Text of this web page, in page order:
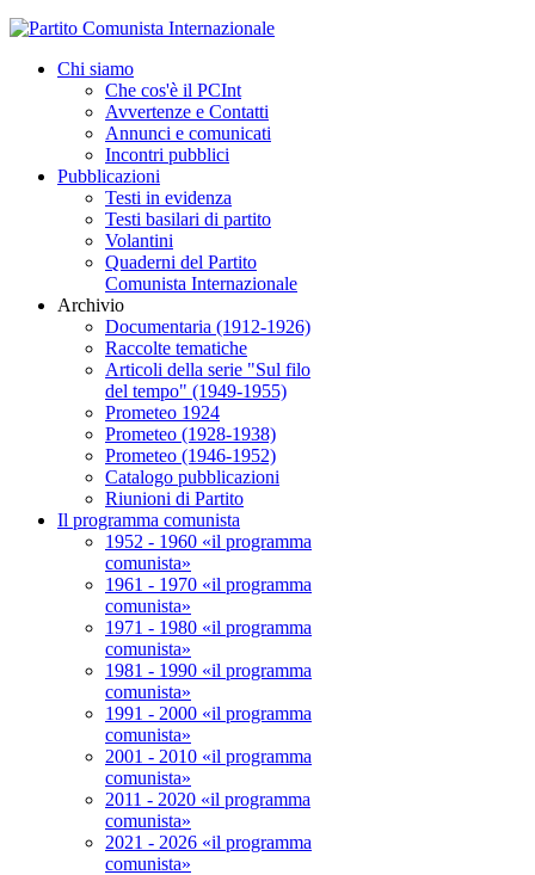
Chi siamo
Che cos'è il PCInt
Avvertenze e Contatti
Annunci e comunicati
Incontri pubblici
Pubblicazioni
Testi in evidenza
Testi basilari di partito
Volantini
Quaderni del Partito
Comunista Internazionale
Archivio
Documentaria (1912-1926)
Raccolte tematiche
Articoli della serie "Sul filo
del tempo" (1949-1955)
Prometeo 1924
Prometeo (1928-1938)
Prometeo (1946-1952)
Catalogo pubblicazioni
Riunioni di Partito
Il programma comunista
1952 - 1960 «il programma
comunista»
1961 - 1970 «il programma
comunista»
1971 - 1980 «il programma
comunista»
1981 - 1990 «il programma
comunista»
1991 - 2000 «il programma
comunista»
2001 - 2010 «il programma
comunista»
2011 - 2020 «il programma
comunista»
2021 - 2026 «il programma
comunista»